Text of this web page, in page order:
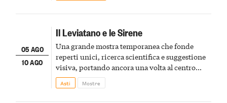
05 AGO
10 AGO
Il Leviatano e le Sirene
Una grande mostra temporanea che fonde
reperti unici, ricerca scientifica e suggestione
visiva, portando ancora una volta al centro
della scena le meraviglie del passato astigiano
Asti Mostre